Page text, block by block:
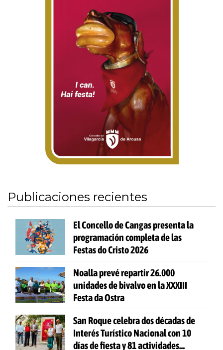
Publicaciones recientes
El Concello de Cangas presenta la
programación completa de las
Festas do Cristo 2026
Noalla prevé repartir 26.000
unidades de bivalvo en la XXXIII
Festa da Ostra
San Roque celebra dos décadas de
Interés Turístico Nacional con 10
días de fiesta y 81 actividades